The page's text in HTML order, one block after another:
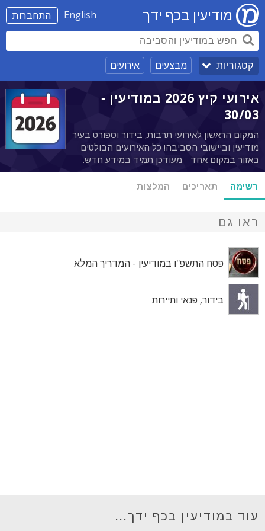
התחברות English מודיעין בכף ידך
קטגוריות מבצעים אירועים
אירועי קיץ 2026 במודיעין -
30/03
המקום הראשון לאירועי תרבות, בידור וספורט בעיר
מודיעין וביישובי הסביבה! כל האירועים הבולטים
באזור במקום אחד - מעודכן תמיד במידע חדש.
רשימה תאריכים המלצות
ראו גם
פסח התשפ"ו במודיעין - המדריך המלא
בידור, פנאי ותיירות
עוד במודיעין בכף ידך...